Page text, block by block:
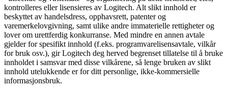
kontrolleres eller lisensieres av Logitech. Alt slikt innhold er
beskyttet av handelsdress, opphavsrett, patenter og
varemerkelovgivning, samt ulike andre immaterielle rettigheter og
lover om urettferdig konkurranse. Med mindre en annen avtale
gjelder for spesifikt innhold (f.eks. programvarelisensavtale, vilkår
for bruk osv.), gir Logitech deg herved begrenset tillatelse til å bruke
innholdet i samsvar med disse vilkårene, så lenge bruken av slikt
innhold utelukkende er for ditt personlige, ikke-kommersielle
informasjonsbruk.